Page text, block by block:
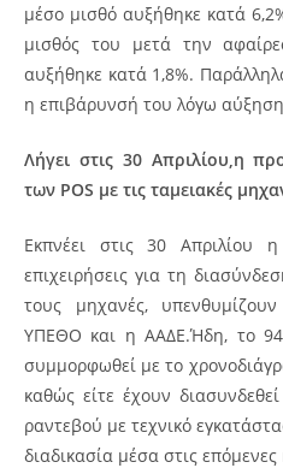
μέσο μισθό αυξήθηκε κατά
μισθός του μετά την
αυξήθηκε κατά 1,8%.
η επιβάρυνσή του λόγω
Λήγει στις 30 Απριλίου,η
των POS με τις ταμειακές
Εκπνέει στις 30 Απριλίου
επιχειρήσεις για τη
τους μηχανές,
ΥΠΕΘΟ και η ΑΑΔΕ.Ήδη, το
συμμορφωθεί με το
καθώς είτε έχουν
ραντεβού με τεχνικό
διαδικασία μέσα στις επόμενες